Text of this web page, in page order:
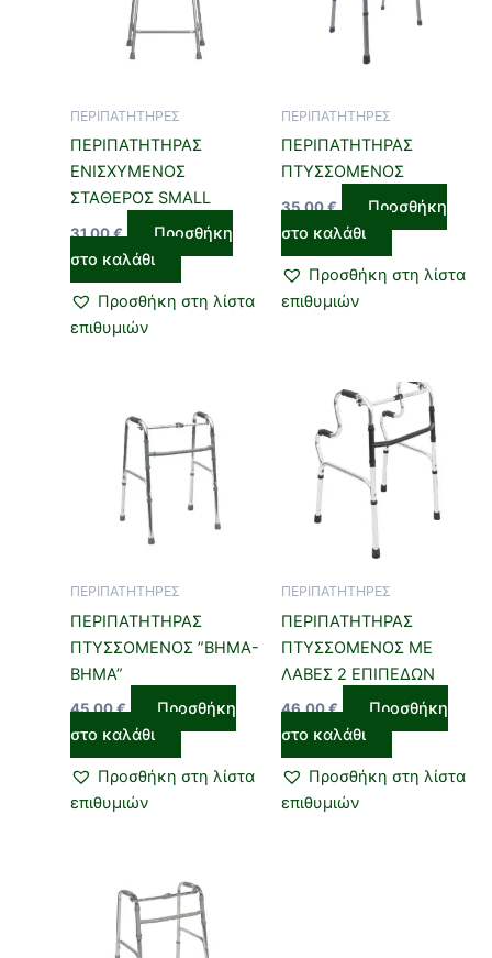
ΠΕΡΙΠΑΤΗΤΗΡΕΣ
ΠΕΡΙΠΑΤΗΤΗΡΑΣ
ΕΝΙΣΧΥΜΕΝΟΣ
ΣΤΑΘΕΡΟΣ SMALL
31,00€
Προσθήκη
στο καλάθι
Προσθήκη στη λίστα
επιθυμιών
ΠΕΡΙΠΑΤΗΤΗΡΕΣ
ΠΕΡΙΠΑΤΗΤΗΡΑΣ
ΠΤΥΣΣΟΜΕΝΟΣ
35,00€
Προσθήκη
στο καλάθι
Προσθήκη στη λίστα
επιθυμιών
ΠΕΡΙΠΑΤΗΤΗΡΕΣ
ΠΕΡΙΠΑΤΗΤΗΡΑΣ
ΠΤΥΣΣΟΜΕΝΟΣ ”ΒΗΜΑ-
ΒΗΜΑ”
45,00€
Προσθήκη
στο καλάθι
Προσθήκη στη λίστα
επιθυμιών
ΠΕΡΙΠΑΤΗΤΗΡΕΣ
ΠΕΡΙΠΑΤΗΤΗΡΑΣ
ΠΤΥΣΣΟΜΕΝΟΣ ΜΕ
ΛΑΒΕΣ 2 ΕΠΙΠΕΔΩΝ
46,00€
Προσθήκη
στο καλάθι
Προσθήκη στη λίστα
επιθυμιών